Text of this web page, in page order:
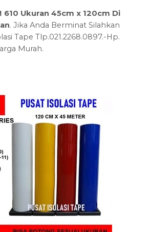
Ukuran 45cm x 120cm Di
. Jika Anda Berminat Silahkan
Tape Tlp.021.2268.0897.-Hp.
Murah.